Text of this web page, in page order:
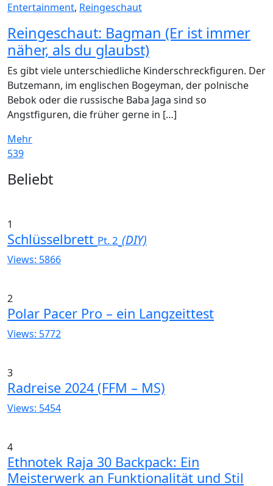
Entertainment, Reingeschaut
Reingeschaut: Bagman (Er ist immer
näher, als du glaubst)
Es gibt viele unterschiedliche Kinderschreckfiguren. Der
Butzemann, im englischen Bogeyman, der polnische
Bebok oder die russische Baba Jaga sind so
Angstfiguren, die früher gerne in […]
Mehr
539
Widgets
Beliebt
1
Schlüsselbrett Pt. 2 (DIY)
Views: 5866
2
Polar Pacer Pro – ein Langzeittest
Views: 5772
3
Radreise 2024 (FFM – MS)
Views: 5454
4
Ethnotek Raja 30 Backpack: Ein
Meisterwerk an Funktionalität und Stil